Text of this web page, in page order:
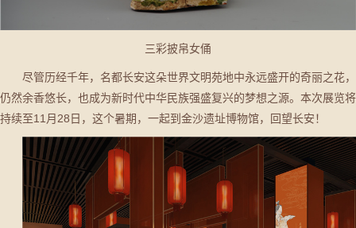
三彩披帛女俑
尽管历经千年，名都长安这朵世界文明苑地中永远盛开的奇丽之花，
仍然余香悠长，也成为新时代中华民族强盛复兴的梦想之源。本次展览将
持续至11月28日，这个暑期，一起到金沙遗址博物馆，回望长安！